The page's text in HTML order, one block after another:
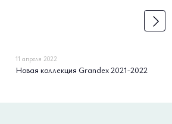
11 апреля 2022
Новая коллекция Grandex 2021-2022